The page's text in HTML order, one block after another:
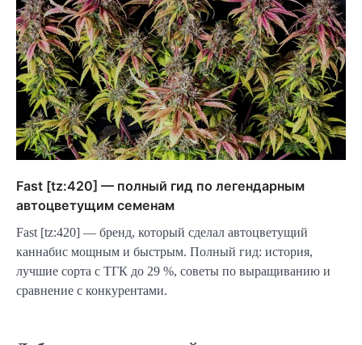
Fast [tz:420] — полный гид по легендарным
автоцветущим семенам
Fast [tz:420] — бренд, который сделал автоцветущий
каннабис мощным и быстрым. Полный гид: история,
лучшие сорта с ТГК до 29 %, советы по выращиванию и
сравнение с конкурентами.